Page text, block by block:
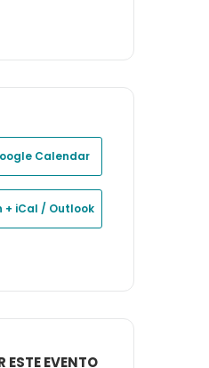
Calendar
+ iCal / Outlook
ESTE EVENTO